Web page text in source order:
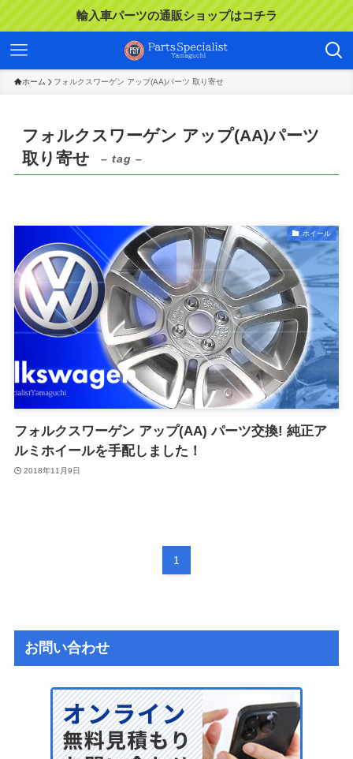
輸入車パーツの通販ショップはコチラ
ホーム フォルクスワーゲン アップ(AA)パーツ 取り寄せ
フォルクスワーゲン アップ(AA)パーツ
取り寄せ
– tag –
ホイール
フォルクスワーゲン アップ(AA) パーツ交換! 純正ア
ルミホイールを手配しました！
2018年11月9日
1
お問い合わせ